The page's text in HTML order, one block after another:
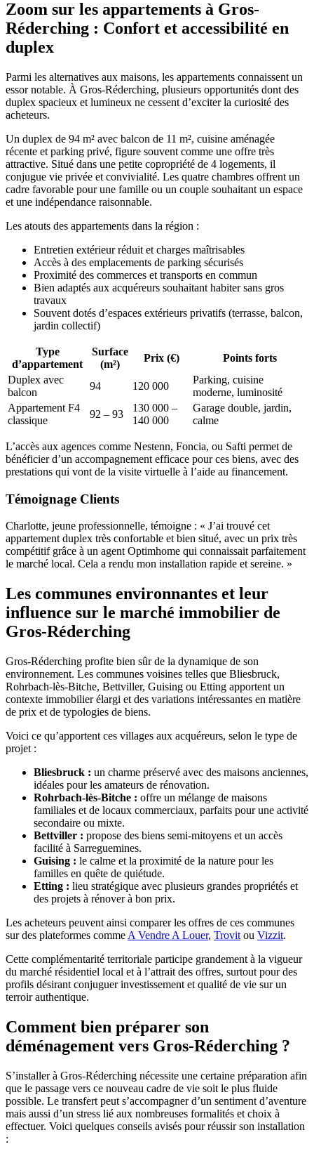
Zoom sur les appartements à Gros-
Réderching : Confort et accessibilité en
duplex
Parmi les alternatives aux maisons, les appartements connaissent un
essor notable. À Gros-Réderching, plusieurs opportunités dont des
duplex spacieux et lumineux ne cessent d’exciter la curiosité des
acheteurs.
Un duplex de 94 m² avec balcon de 11 m², cuisine aménagée
récente et parking privé, figure souvent comme une offre très
attractive. Situé dans une petite copropriété de 4 logements, il
conjugue vie privée et convivialité. Les quatre chambres offrent un
cadre favorable pour une famille ou un couple souhaitant un espace
et une indépendance raisonnable.
Les atouts des appartements dans la région :
Entretien extérieur réduit et charges maîtrisables
Accès à des emplacements de parking sécurisés
Proximité des commerces et transports en commun
Bien adaptés aux acquéreurs souhaitant habiter sans gros
travaux
Souvent dotés d’espaces extérieurs privatifs (terrasse, balcon,
jardin collectif)
Type
d’appartement
Surface
(m²)
Prix (€)
Points forts
Duplex avec
balcon
94 120 000
Parking, cuisine
moderne, luminosité
Appartement F4
classique
92 – 93
130 000 –
140 000
Garage double, jardin,
calme
L’accès aux agences comme Nestenn, Foncia, ou Safti permet de
bénéficier d’un accompagnement efficace pour ces biens, avec des
prestations qui vont de la visite virtuelle à l’aide au financement.
Témoignage Clients
Charlotte, jeune professionnelle, témoigne : « J’ai trouvé cet
appartement duplex très confortable et bien situé, avec un prix très
compétitif grâce à un agent Optimhome qui connaissait parfaitement
le marché local. Cela a rendu mon installation rapide et sereine. »
Les communes environnantes et leur
influence sur le marché immobilier de
Gros-Réderching
Gros-Réderching profite bien sûr de la dynamique de son
environnement. Les communes voisines telles que Bliesbruck,
Rohrbach-lès-Bitche, Bettviller, Guising ou Etting apportent un
contexte immobilier élargi et des variations intéressantes en matière
de prix et de typologies de biens.
Voici ce qu’apportent ces villages aux acquéreurs, selon le type de
projet :
Bliesbruck : un charme préservé avec des maisons anciennes,
idéales pour les amateurs de rénovation.
Rohrbach-lès-Bitche : offre un mélange de maisons
familiales et de locaux commerciaux, parfaits pour une activité
secondaire ou mixte.
Bettviller : propose des biens semi-mitoyens et un accès
facilité à Sarreguemines.
Guising : le calme et la proximité de la nature pour les
familles en quête de quiétude.
Etting : lieu stratégique avec plusieurs grandes propriétés et
des projets à rénover à bon prix.
Les acheteurs peuvent ainsi comparer les offres de ces communes
sur des plateformes comme A Vendre A Louer, Trovit ou Vizzit.
Cette complémentarité territoriale participe grandement à la vigueur
du marché résidentiel local et à l’attrait des offres, surtout pour des
profils désirant conjuguer investissement et qualité de vie sur un
terroir authentique.
Comment bien préparer son
déménagement vers Gros-Réderching ?
S’installer à Gros-Réderching nécessite une certaine préparation afin
que le passage vers ce nouveau cadre de vie soit le plus fluide
possible. Le transfert peut s’accompagner d’un sentiment d’aventure
mais aussi d’un stress lié aux nombreuses formalités et choix à
effectuer. Voici quelques conseils avisés pour réussir son installation
: